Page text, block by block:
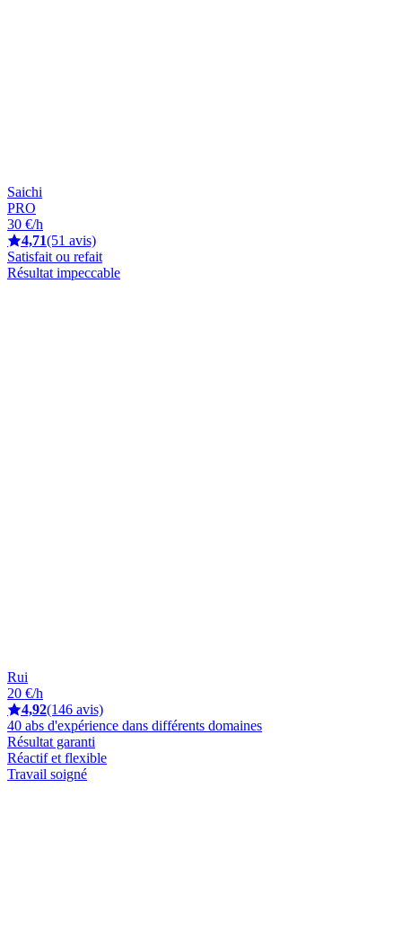
Saichi
PRO
30 €/h
4,71(51 avis)
Satisfait ou refait
Résultat impeccable
Rui
20 €/h
4,92(146 avis)
40 abs d'expérience dans différents domaines
Résultat garanti
Réactif et flexible
Travail soigné